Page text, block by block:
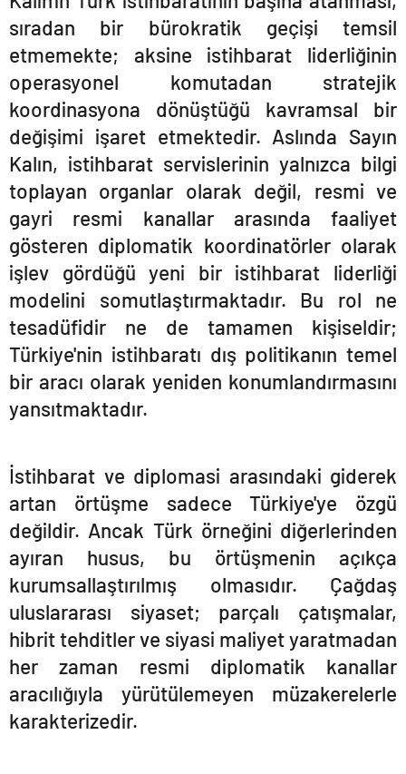
sıradan bir bürokratik geçişi temsil
etmemekte; aksine istihbarat liderliğinin
operasyonel komutadan stratejik
koordinasyona dönüştüğü kavramsal bir
değişimi işaret etmektedir. Aslında Sayın
Kalın, istihbarat servislerinin yalnızca bilgi
toplayan organlar olarak değil, resmi ve
gayri resmi kanallar arasında faaliyet
gösteren diplomatik koordinatörler olarak
işlev gördüğü yeni bir istihbarat liderliği
modelini somutlaştırmaktadır. Bu rol ne
tesadüfidir ne de tamamen kişiseldir;
Türkiye'nin istihbaratı dış politikanın temel
bir aracı olarak yeniden konumlandırmasını
yansıtmaktadır.
İstihbarat ve diplomasi arasındaki giderek
artan örtüşme sadece Türkiye'ye özgü
değildir. Ancak Türk örneğini diğerlerinden
ayıran husus, bu örtüşmenin açıkça
kurumsallaştırılmış olmasıdır. Çağdaş
uluslararası siyaset; parçalı çatışmalar,
hibrit tehditler ve siyasi maliyet yaratmadan
her zaman resmi diplomatik kanallar
aracılığıyla yürütülemeyen müzakerelerle
karakterizedir.